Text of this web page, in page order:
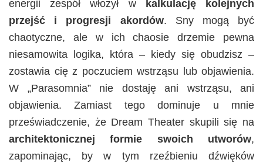
energii zespół włożył w
kalkulację kolejnych
przejść i progresji akordów. Sny mogą być
chaotyczne, ale w ich chaosie drzemie pewna
niesamowita logika, która – kiedy się obudzisz –
zostawia cię z poczuciem wstrząsu lub objawienia.
W „Parasomnia” nie dostaję ani wstrząsu, ani
objawienia. Zamiast tego dominuje u mnie
przeświadczenie, że Dream Theater skupili się na
architektonicznej formie swoich utworów,
zapominając, by w tym rzeźbieniu dźwięków